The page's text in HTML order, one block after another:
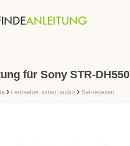
für Sony STR-DH550
› Fernseher, video, audio › Sat-receiver